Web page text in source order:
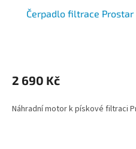
Čerpadlo filtrace Prostar
2 690 Kč
Náhradní motor k pískové filtraci